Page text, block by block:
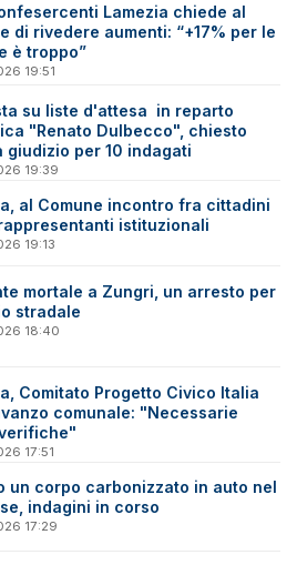
Lamezia chiede al
di rivedere aumenti: “+17% per le
è troppo”
19:51
su liste d'attesa in reparto
"Renato Dulbecco", chiesto
giudizio per 10 indagati
19:39
al Comune incontro fra cittadini
istituzionali
19:13
mortale a Zungri, un arresto per
stradale
18:40
Comitato Progetto Civico Italia
comunale: "Necessarie
17:51
un corpo carbonizzato in auto nel
indagini in corso
17:29